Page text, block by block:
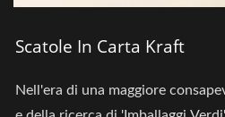
Scatole In Carta Kraft
Nell'era di una maggiore